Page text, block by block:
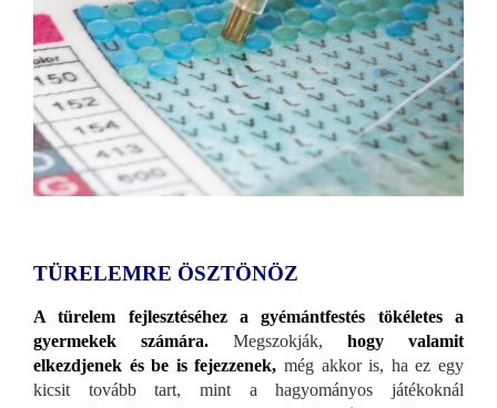
TÜRELEMRE ÖSZTÖNÖZ
A türelem fejlesztéséhez a gyémántfestés tökéletes a
gyermekek számára. Megszokják, hogy valamit
elkezdjenek és be is fejezzenek, még akkor is, ha ez egy
kicsit tovább tart, mint a hagyományos játékoknál